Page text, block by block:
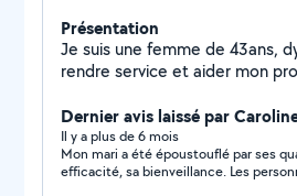
Présentation
Je suis une femme de 43ans,
rendre service et aider mon
ambulances. Je peux être votre chauffeur, livreur,
peintre... Aider aux
petits meubles...
Dernier avis laissé par
Il y a plus de 6 mois
Mon mari a été époustouflé par ses
efficacité, sa bienveillance. Les